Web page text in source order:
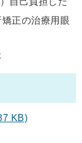
正の治療用眼
KB)